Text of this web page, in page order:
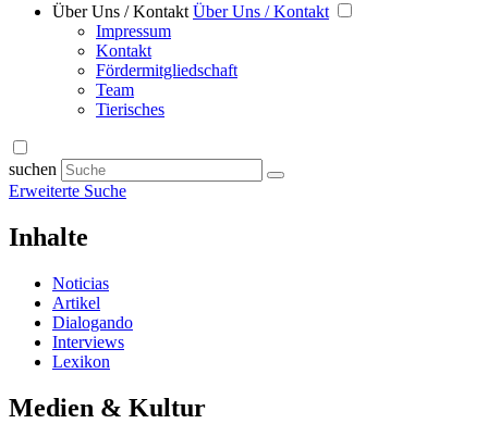
Über Uns / Kontakt Über Uns / Kontakt
Impressum
Kontakt
Fördermitgliedschaft
Team
Tierisches
suchen
Erweiterte Suche
Inhalte
Noticias
Artikel
Dialogando
Interviews
Lexikon
Medien & Kultur